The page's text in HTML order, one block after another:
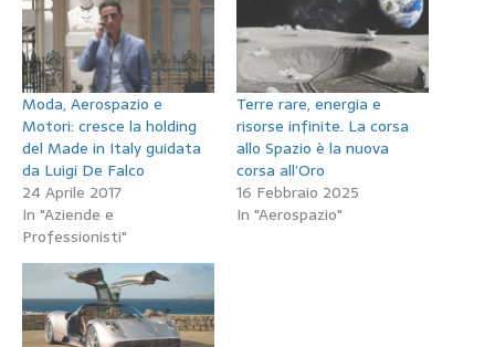
Moda, Aerospazio e
Motori: cresce la holding
del Made in Italy guidata
da Luigi De Falco
24 Aprile 2017
In "Aziende e
Professionisti"
Terre rare, energia e
risorse infinite. La corsa
allo Spazio è la nuova
corsa all’Oro
16 Febbraio 2025
In "Aerospazio"